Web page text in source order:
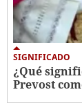
SIGNIFICADO
¿Qué
Prevost